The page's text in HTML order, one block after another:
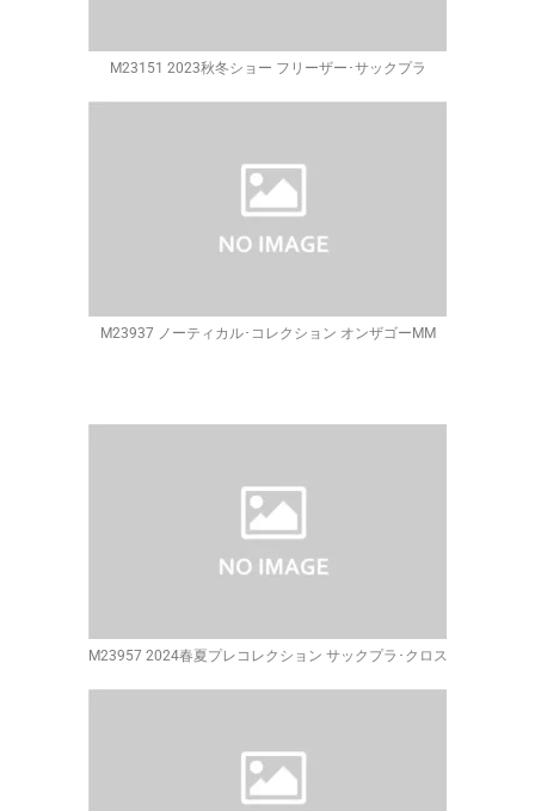
M23151 2023秋冬ショー フリーザー･サックプラ
M23937 ノーティカル･コレクション オンザゴーMM
M23957 2024春夏プレコレクション サックプラ･クロス